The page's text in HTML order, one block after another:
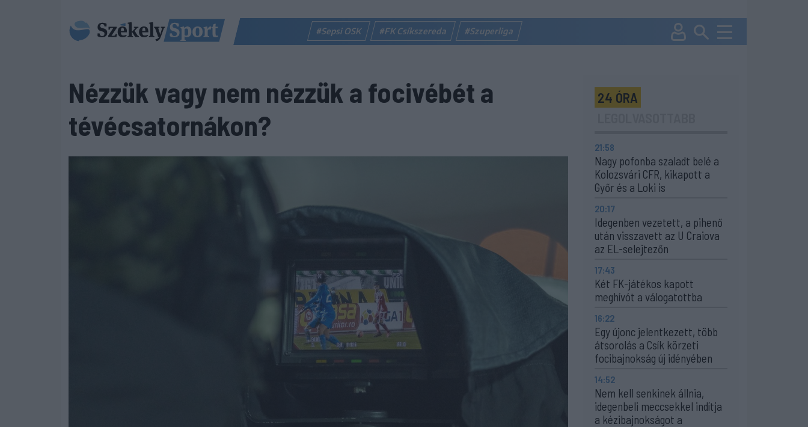
#Sepsi OSK #FK Csíkszereda #Szuperliga
Nézzük vagy nem nézzük a focivébét a
tévécsatornákon?
24 ÓRA
21:58
Nagy pofonba szaladt belé a
Kolozsvári CFR, kikapott a
Győr és a Loki is
20:17
Idegenben vezetett, a pihenő
után visszavett az U Craiova
az EL-selejtezőn
17:43
Két FK-játékos kapott
meghívót a válogatottba
16:22
Egy újonc jelentkezett, több
átsorolás a Csík körzeti
focibajnokság új idényében
14:52
Nem kell senkinek állnia,
idegenbeli meccsekkel indítja
a kézibajnokságot a